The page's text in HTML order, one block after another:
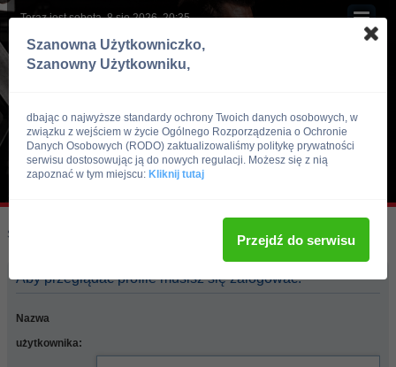
Teraz jest sobota, 8 sie 2026, 20:35
Skocz do:
Aby przeglądać profile musisz się zalogować.
Nazwa
użytkownika:
Szanowna Użytkowniczko,
Szanowny Użytkowniku,
dbając o najwyższe standardy ochrony Twoich danych osobowych, w
związku z wejściem w życie Ogólnego Rozporządzenia o Ochronie
Danych Osobowych (RODO) zaktualizowaliśmy politykę prywatności
serwisu dostosowując ją do nowych regulacji. Możesz się z nią
zapoznać w tym miejscu: Kliknij tutaj
Przejdź do serwisu